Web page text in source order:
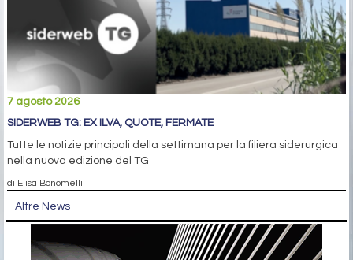
7 agosto 2026
SIDERWEB TG: EX ILVA, QUOTE, FERMATE
Tutte le notizie principali della settimana per la filiera siderurgica
nella nuova edizione del TG
di Elisa Bonomelli
Altre News